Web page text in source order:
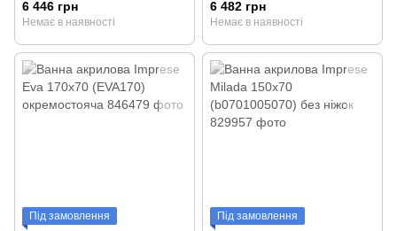
6 446 грн
Немає в наявності
6 482 грн
Немає в наявності
Під замовлення Під замовлення